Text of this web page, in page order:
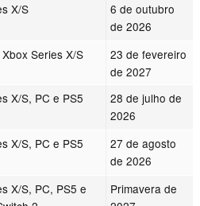
X/S
6 de outubro
de 2026
Series X/S
23 de fevereiro
de 2027
X/S, PC e PS5
28 de julho de
2026
X/S, PC e PS5
27 de agosto
de 2026
X/S, PC, PS5 e
Primavera de